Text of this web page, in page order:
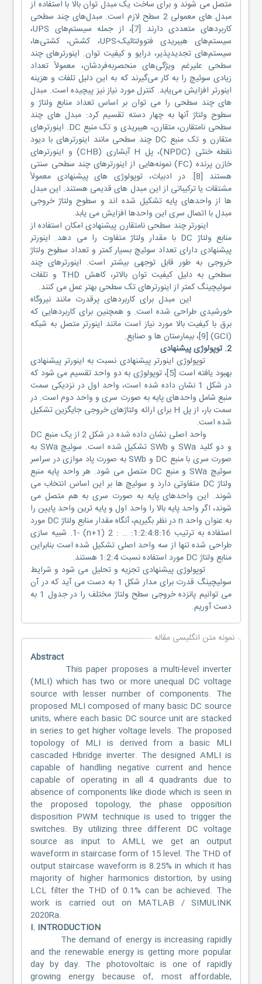
متصل می شوند و برای ساخت یک مبدل توان بالا با استفاده از
مبدل های معمولی 2 سطح لازم است. مبدل‌های چند سطحی
کاربردهای متعددی دارند [7]، از جمله سیستم‌های UPS،
سیستم‌های هیبریدی فتوولتائیک-UPS، کشش، کشتی‌ها،
سیستم‌های تجدیدپذیر، درایو و کیفیت توان. اینورترهای چند
سطحی علیرغم ویژگی‌های منحصربه‌فردشان، معمولاً تعداد
زیادی سوئیچ را به کار می‌گیرند که به این دلیل تلفات و هزینه
اینورتر افزایش می‌یابد. کنترل مورد نیاز نیز پیچیده است. مبدل
های چند سطحی را می توان بر اساس تعداد منابع ولتاژ و
سطوح ولتاژ آنها به چهار دسته تقسیم کرد: مبدل های چند
سطحی نامتقارن، متقارن، هیبریدی و تک منبع DC. اینورترهای
متقارن و تک منبع DC چند سطحی مانند اینورترهای با دیود
نقطه خنثی (NPDC)، پل H آبشاری (CHB) و اینورترهای
خازن پرنده (FC) نمونه‌هایی از اینورترهای چند سطحی سنتی
هستند [8]. در ادبیات، توپولوژی های پیشنهادی معمولاً
مشتقات یا ترکیباتی از این مبدل های قدیمی هستند. این مبدل
ها از واحدهای پایه تشکیل شده اند و سطوح ولتاژ خروجی
مبدل با اتصال سری این واحدها افزایش می یابد.
اینورتر چند سطحی نامتقارن پیشنهادی امکان استفاده از
منابع ولتاژ DC با مقدار ولتاژ متفاوت را می دهد. اینورتر
پیشنهادی دارای تعداد سوئیچ بسیار کمتر و تعداد سطوح ولتاژ
خروجی به طور قابل توجهی بیشتر است. اینورترهای چند
سطحی به دلیل کیفیت توان بالاتر، کاهش THD و تلفات
سوئیچینگ کمتر از اینورترهای تک سطحی بهتر عمل می کنند.
این مبدل برای کاربردهای پرقدرت مانند نیروگاه
خورشیدی طراحی شده است. و همچنین برای کاربردهایی که
برق با کیفیت بالا مورد نیاز است مانند اینورتر متصل به شبکه
(GCI) [9]، بیمارستان ها و صنایع.
2. توپولوژی پیشنهادی
توپولوژی اینورتر پیشنهادی نسبت به اینورتر پیشنهادی
بهبود یافته است [5]، توپولوژی به دو واحد تقسیم می شود که
در شکل 1 نشان داده شده است، واحد اول در نزدیکی سمت
منبع شامل واحدهای پایه به صورت سری و واحد دوم است. در
سمت بار، از پل H برای ارائه ولتاژهای خروجی جایگزین تشکیل
شده است.
واحد اصلی نشان داده شده در شکل 2 از یک منبع DC
و دو کلید SWa و SWb تشکیل شده است. سوئیچ SWa به
صورت سری با منبع DC و SWb به صورت پاد موازی در سراسر
سوئیچ SWa و منبع DC متصل می شود. هر واحد پایه منبع
ولتاژ DC متفاوتی دارد و سوئیچ ها بر این اساس انتخاب می
شوند. این واحدهای پایه به صورت سری به هم متصل می
شوند، اگر واحد پایه بالا را واحد اول و پایه ترین واحد پایین را
به عنوان واحد n در نظر بگیریم، آنگاه مقدار منابع ولتاژ DC مورد
استفاده به ترتیب 1:2:4:8:16: … : 2 (n+1) -1. شبیه سازی
طراحی شده تنها از سه واحد اصلی تشکیل شده است بنابراین
منابع ولتاژ DC مورد استفاده نسبت 1:2:4 هستند.
توپولوژی پیشنهادی تجزیه و تحلیل می شود و شرایط
سوئیچینگ قدرت برای مدار شکل 1 به دست می آید که در آن
می توانیم پانزده خروجی سطح ولتاژ مختلف را در جدول 1 به
دست آوریم.
نمونه متن انگلیسی مقاله
Abstract
This paper proposes a multi-level inverter
(MLI) which has two or more unequal DC voltage
source with lesser number of components. The
proposed MLI composed of many basic DC source
units, where each basic DC source unit are stacked
in series to get higher voltage levels. The proposed
topology of MLI is derived from a basic MLI
cascaded Hbridge inverter. The designed AMLI is
capable of handling negative current and hence
capable of operating in all 4 quadrants due to
absence of components like diode which is seen in
the proposed topology, the phase opposition
disposition PWM technique is used to trigger the
switches. By utilizing three different DC voltage
source as input to AMLI, we get an output
waveform in staircase form of 15 level. The THD of
output staircase waveform is 8.25% in which it has
majority of higher harmonics distortion, by using
LCL filter the THD of 0.1% can be achieved. The
work is carried out on MATLAB / SIMULINK
2020Ra.
I. INTRODUCTION
The demand of energy is increasing rapidly
and the renewable energy is getting more popular
day by day. The photovoltaic is one of rapidly
growing energy because of, most affordable,